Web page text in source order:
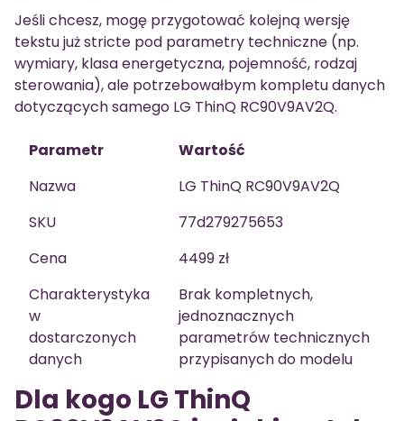
Jeśli chcesz, mogę przygotować kolejną wersję
tekstu już stricte pod parametry techniczne (np.
wymiary, klasa energetyczna, pojemność, rodzaj
sterowania), ale potrzebowałbym kompletu danych
dotyczących samego LG ThinQ RC90V9AV2Q.
Parametr
Wartość
Nazwa
LG ThinQ RC90V9AV2Q
SKU
77d279275653
Cena
4499 zł
Charakterystyka
w
dostarczonych
danych
Brak kompletnych,
jednoznacznych
parametrów technicznych
przypisanych do modelu
Dla kogo LG ThinQ